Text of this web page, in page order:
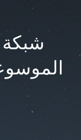
شبكة